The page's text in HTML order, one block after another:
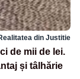
din Justitie
de mii de lei.
și tâlhărie